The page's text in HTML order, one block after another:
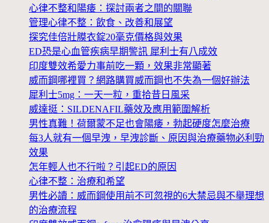
心律不整和陽痿：探討兩者之間的關聯
管理心律不整：飲食、改善和展望
探究佳倍壯膜衣錠20毫克價格與效果
ED恐是心血管疾病早期警訊 犀利士有八成效
印度雙效希愛力事前吃一顆，效果非常顯著
威而鋼哪裡買？網路購買威而鋼也不失為一個好辦法
犀利士5mg：一天一粒，重拾昔日風采
威達挺：SILDENAFIL藥效及應用範圍解析
男性真難！荷爾蒙不足也會陽痿，勃起硬度怎麼治療
每3人就有一個早洩，早洩診斷、原因與治療藥物必利勁
效果
怎年輕人也不行啦？引起ED的原因
心律不整：治療和希望
男性必讀：威而鋼使用前不可忽視的6大禁忌與不舉理想
的治療流程